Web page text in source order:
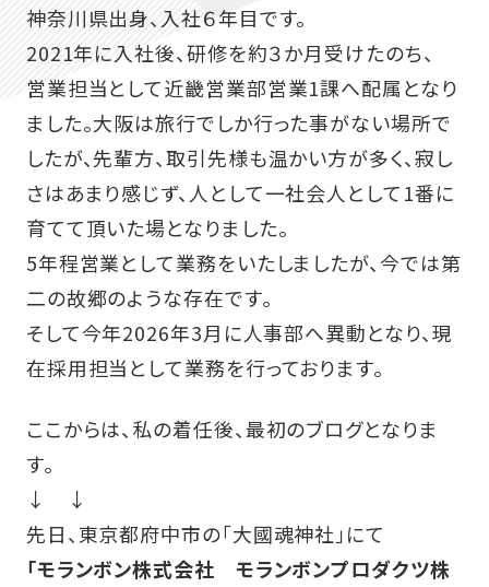
神奈川県出身、入社６年目です。
2021年に入社後、研修を約３か月受けたのち、
営業担当として近畿営業部営業1課へ配属となり
ました。大阪は旅行でしか行った事がない場所で
したが、先輩方、取引先様も温かい方が多く、寂し
さはあまり感じず、人として一社会人として1番に
育てて頂いた場となりました。
5年程営業として業務をいたしましたが、今では第
二の故郷のような存在です。
そして今年2026年3月に人事部へ異動となり、現
在採用担当として業務を行っております。
ここからは、私の着任後、最初のブログとなりま
す。
↓ ↓
先日、東京都府中市の「大國魂神社」にて
「モランボン株式会社 モランボンプロダクツ株